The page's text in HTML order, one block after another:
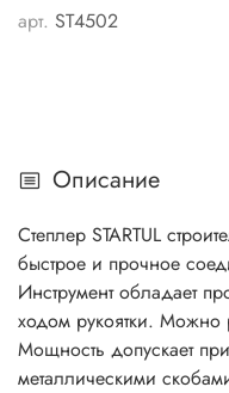
арт. ST4502
Описание
Степлер STARTUL
быстрое и прочное
Инструмент обладает
ходом рукоятки. Можно
Мощность допускает
металлическими